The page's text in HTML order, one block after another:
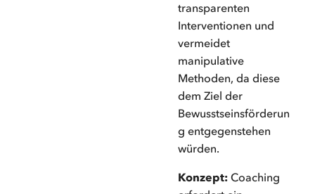
transparenten
Interventionen und
vermeidet
manipulative
Methoden, da diese
dem Ziel der
Bewusstseinsförderun
g entgegenstehen
würden.
Konzept: Coaching